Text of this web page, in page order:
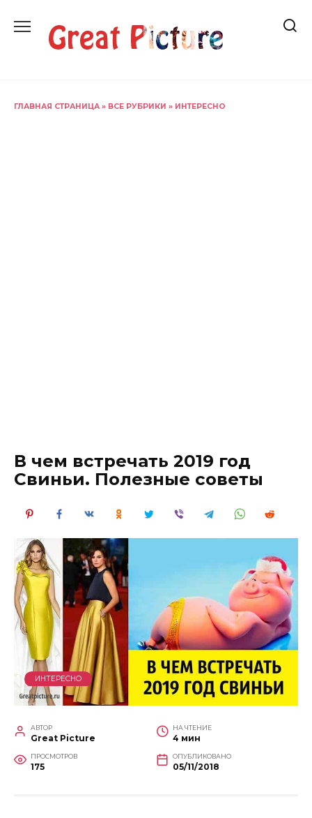
содержанию
ГЛАВНАЯ СТРАНИЦА » ВСЕ РУБРИКИ » ИНТЕРЕСНО
В чем встречать 2019 год
Свиньи. Полезные советы
ИНТЕРЕСНО
АВТОР
Great Picture
НА ЧТЕНИЕ
4 мин
ПРОСМОТРОВ
175
ОПУБЛИКОВАНО
05/11/2018